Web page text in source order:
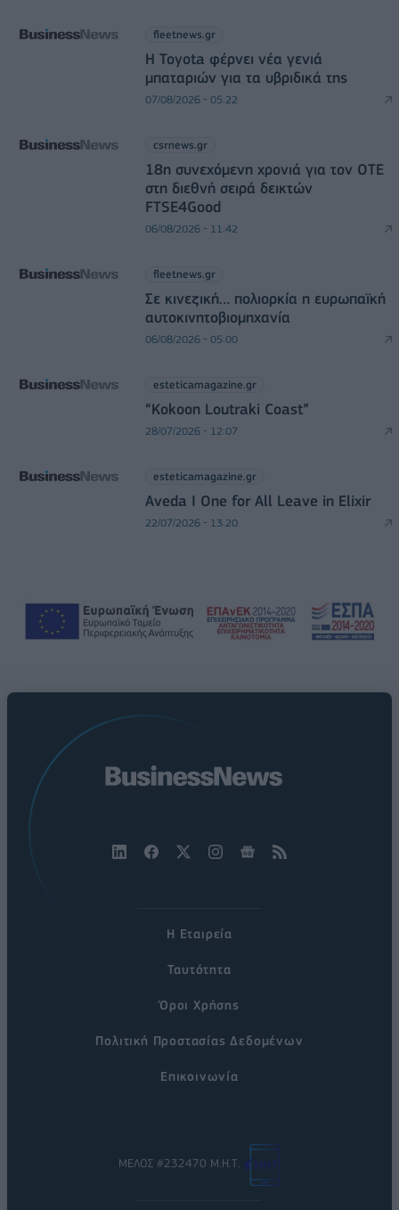
fleetnews.gr
Η Toyota φέρνει νέα γενιά
μπαταριών για τα υβριδικά της
07/08/2026 - 05:22
csrnews.gr
18η συνεχόμενη χρονιά για τον ΟΤΕ
στη διεθνή σειρά δεικτών
FTSE4Good
06/08/2026 - 11:42
fleetnews.gr
Σε κινεζική… πολιορκία η ευρωπαϊκή
αυτοκινητοβιομηχανία
06/08/2026 - 05:00
esteticamagazine.gr
“Kokoon Loutraki Coast”
28/07/2026 - 12:07
esteticamagazine.gr
Aveda I One for All Leave in Elixir
22/07/2026 - 13:20
Η Εταιρεία
Ταυτότητα
Όροι Χρήσης
Πολιτική Προστασίας Δεδομένων
Επικοινωνία
ΜΕΛΟΣ #232470 Μ.Η.Τ.